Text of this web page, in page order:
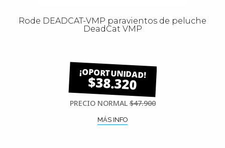
Rode DEADCAT-VMP paravientos de peluche
DeadCat VMP
$38.320
PRECIO NORMAL$47.900
MÁS INFO